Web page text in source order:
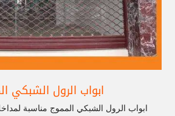
ابواب الرول الشبكي
ابواب الرول الشبكي المموج مناسبة